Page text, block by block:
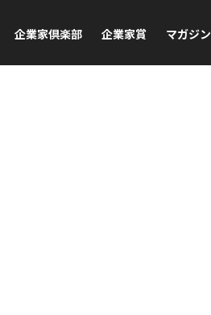
企業家倶楽部 企業家賞 マガジン